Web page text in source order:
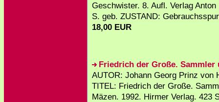
Geschwister. 8. Aufl. Verlag Anton
S. geb. ZUSTAND:
18,00 EUR
Friedrich der Große. Sammler
AUTOR: Johann Georg Prinz von
TITEL: Friedrich der Große.
Mäzen. 1992. Hirmer Verlag. 423